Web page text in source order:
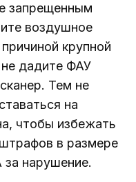
запрещенным
воздушное
крупной
дадите ФАУ
Тем не
на
чтобы избежать
в размере
нарушение.